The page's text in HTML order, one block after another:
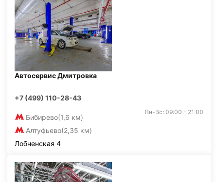
Автосервис Дмитровка
+7 (499) 110-28-43
Бибирево(1,6 км)
Алтуфьево(2,35 км)
Пн-Вс: 09:00 - 21:00
Лобненская 4